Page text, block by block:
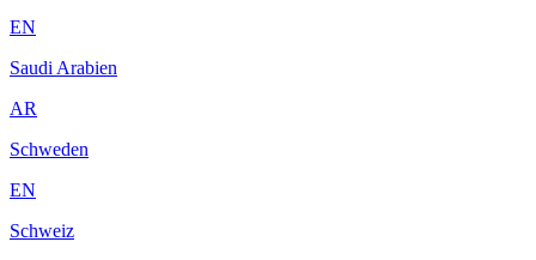
EN
Saudi Arabien
AR
Schweden
EN
Schweiz